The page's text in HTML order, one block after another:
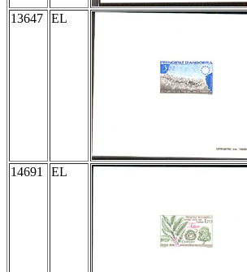
13647 EL
14691 EL